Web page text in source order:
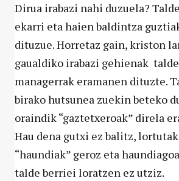
Dirua irabazi nahi duzuela?
ekarri eta haien baldintza
dituzue. Horretaz gain, kriston
gaualdiko irabazi gehienak
managerrak eramanen dituzte.
birako hutsunea zuekin beteko
oraindik “gaztetxeroak” direla
Hau dena gutxi ez balitz,
“haundiak” geroz eta
talde berriei loratzen ez utziz.